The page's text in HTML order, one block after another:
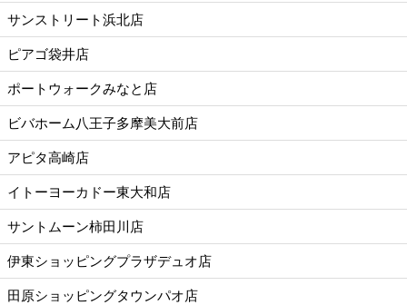
サンストリート浜北店
ピアゴ袋井店
ポートウォークみなと店
ビバホーム八王子多摩美大前店
アピタ高崎店
イトーヨーカドー東大和店
サントムーン柿田川店
伊東ショッピングプラザデュオ店
田原ショッピングタウンパオ店